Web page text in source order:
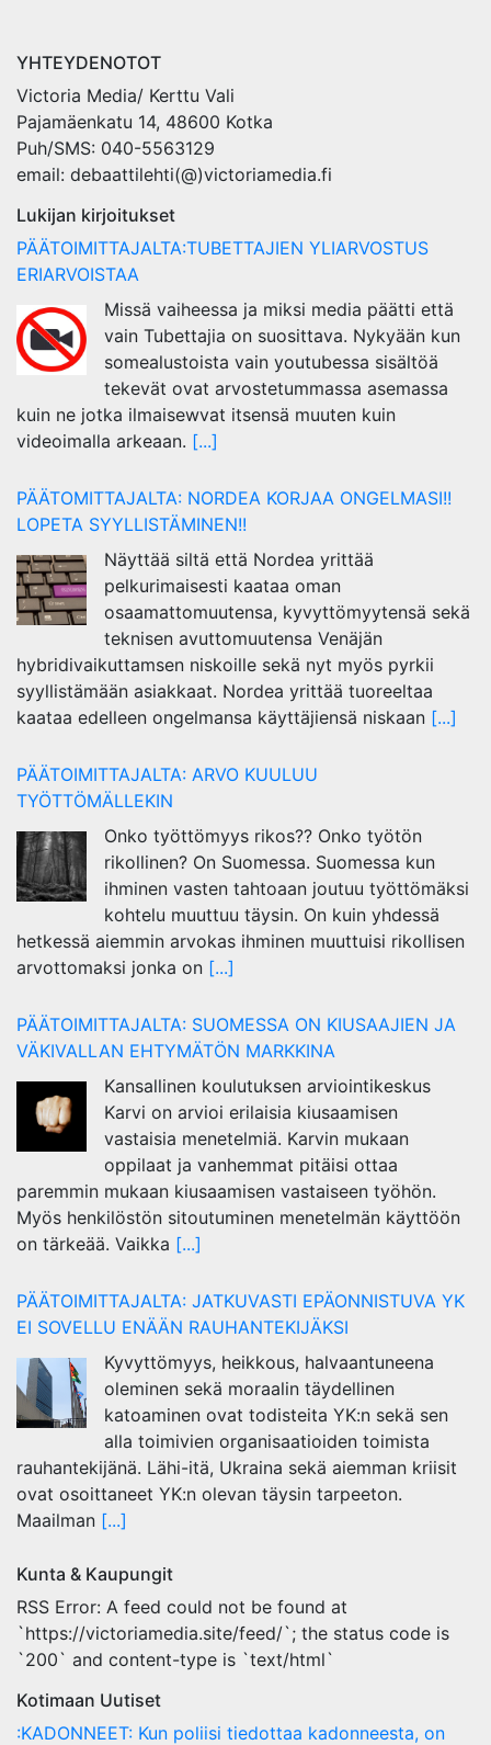
YHTEYDENOTOT
Victoria Media/ Kerttu Vali
Pajamäenkatu 14, 48600 Kotka
Puh/SMS: 040-5563129
email: debaattilehti(@)victoriamedia.fi
Lukijan kirjoitukset
PÄÄTOIMITTAJALTA:TUBETTAJIEN YLIARVOSTUS
ERIARVOISTAA
Missä vaiheessa ja miksi media päätti että
vain Tubettajia on suosittava. Nykyään kun
somealustoista vain youtubessa sisältöä
tekevät ovat arvostetummassa asemassa
kuin ne jotka ilmaisewvat itsensä muuten kuin
videoimalla arkeaan. [...]
PÄÄTOMITTAJALTA: NORDEA KORJAA ONGELMASI!!
LOPETA SYYLLISTÄMINEN!!
Näyttää siltä että Nordea yrittää
pelkurimaisesti kaataa oman
osaamattomuutensa, kyvyttömyytensä sekä
teknisen avuttomuutensa Venäjän
hybridivaikuttamsen niskoille sekä nyt myös pyrkii
syyllistämään asiakkaat. Nordea yrittää tuoreeltaa
kaataa edelleen ongelmansa käyttäjiensä niskaan [...]
PÄÄTOIMITTAJALTA: ARVO KUULUU
TYÖTTÖMÄLLEKIN
Onko työttömyys rikos?? Onko työtön
rikollinen? On Suomessa. Suomessa kun
ihminen vasten tahtoaan joutuu työttömäksi
kohtelu muuttuu täysin. On kuin yhdessä
hetkessä aiemmin arvokas ihminen muuttuisi rikollisen
arvottomaksi jonka on [...]
PÄÄTOIMITTAJALTA: SUOMESSA ON KIUSAAJIEN JA
VÄKIVALLAN EHTYMÄTÖN MARKKINA
Kansallinen koulutuksen arviointikeskus
Karvi on arvioi erilaisia kiusaamisen
vastaisia menetelmiä. Karvin mukaan
oppilaat ja vanhemmat pitäisi ottaa
paremmin mukaan kiusaamisen vastaiseen työhön.
Myös henkilöstön sitoutuminen menetelmän käyttöön
on tärkeää. Vaikka [...]
PÄÄTOIMITTAJALTA: JATKUVASTI EPÄONNISTUVA YK
EI SOVELLU ENÄÄN RAUHANTEKIJÄKSI
Kyvyttömyys, heikkous, halvaantuneena
oleminen sekä moraalin täydellinen
katoaminen ovat todisteita YK:n sekä sen
alla toimivien organisaatioiden toimista
rauhantekijänä. Lähi-itä, Ukraina sekä aiemman kriisit
ovat osoittaneet YK:n olevan täysin tarpeeton.
Maailman [...]
Kunta & Kaupungit
RSS Error: A feed could not be found at
`https://victoriamedia.site/feed/`; the status code is
`200` and content-type is `text/html`
Kotimaan Uutiset
:KADONNEET: Kun poliisi tiedottaa kadonneesta, on